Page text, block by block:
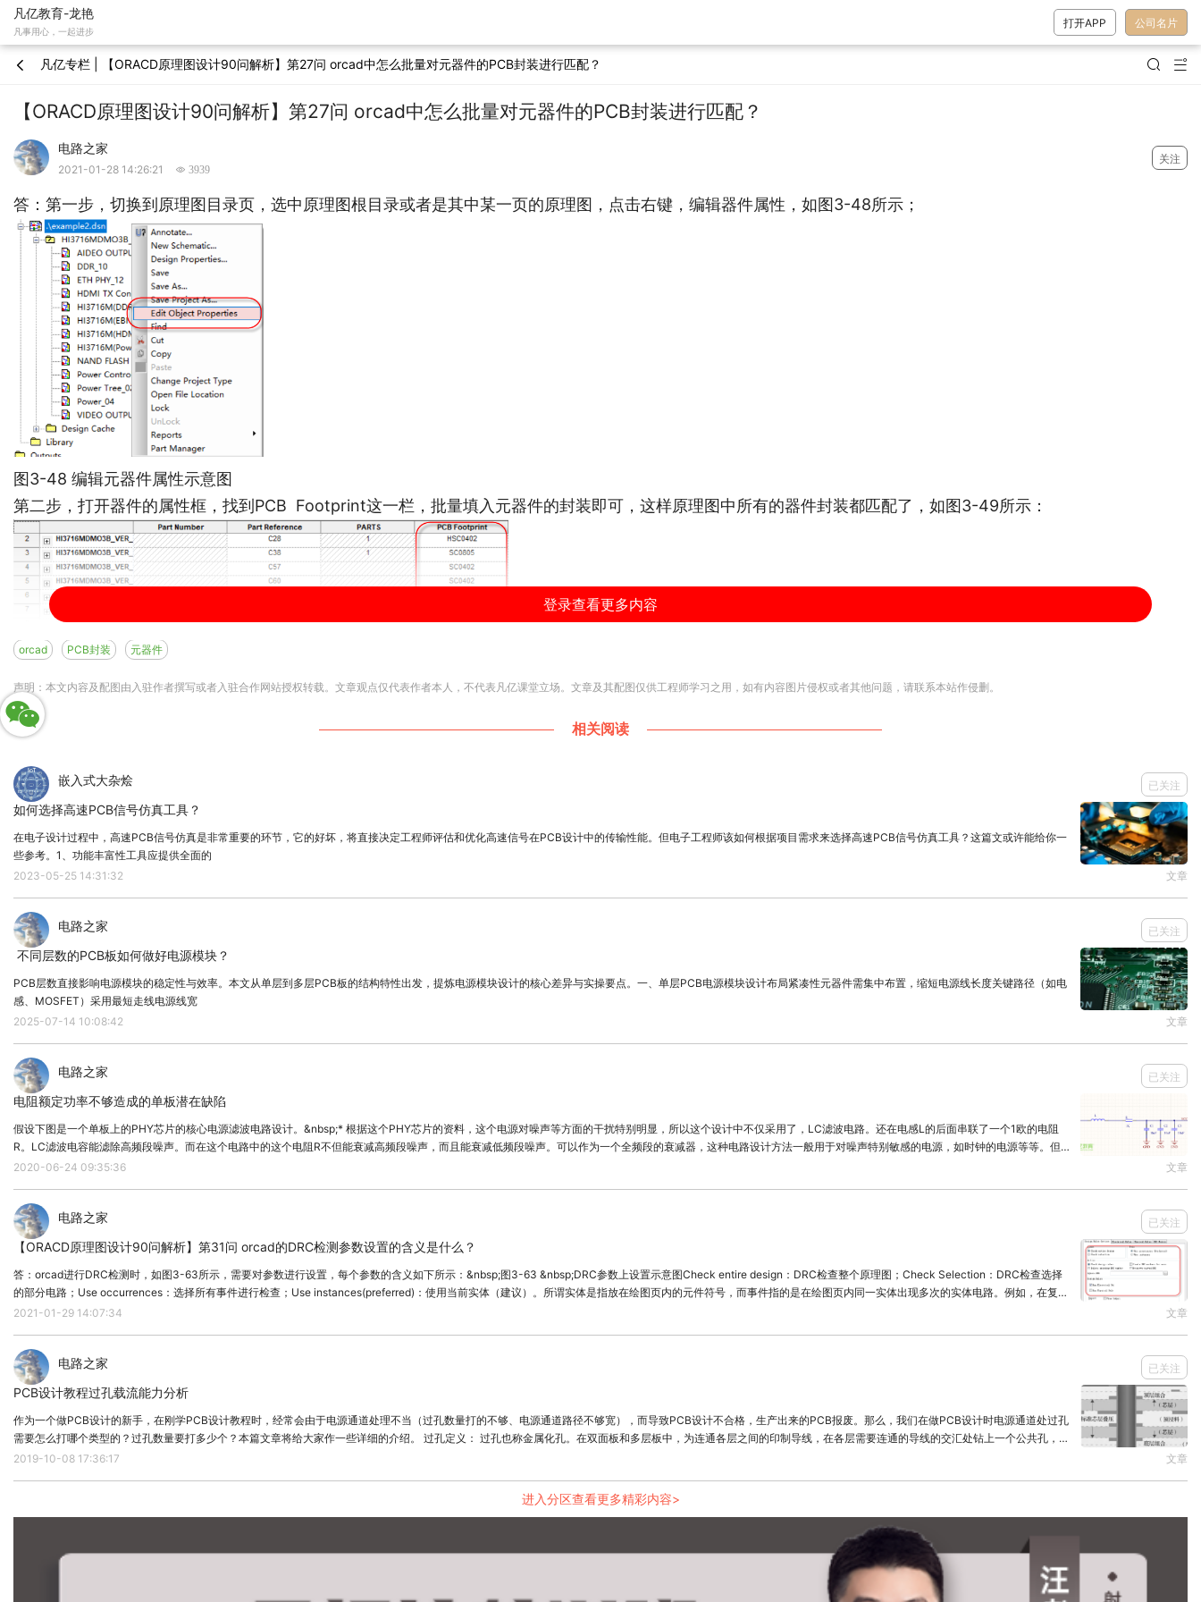
凡亿教育-龙艳
凡事用心，一起进步
打开APP 公司名片
 凡亿专栏 | 【ORACD原理图设计90问解析】第27问 orcad中怎么批量对元器件的PCB封装进行匹配？  
【ORACD原理图设计90问解析】第27问 orcad中怎么批量对元器件的PCB封装进行匹配？
电路之家
2021-01-28 14:26:21  3939
关注
答：第一步，切换到原理图目录页，选中原理图根目录或者是其中某一页的原理图，点击右键，编辑器件属性，如图3-48所示；
图3-48 编辑元器件属性示意图
第二步，打开器件的属性框，找到PCB Footprint这一栏，批量填入元器件的封装即可，这样原理图中所有的器件封装都匹配了，如图3-49所示：
图3-49 编辑元器件属性示意图
第三步，对于所有的封装，我们可以在原理图绘制页面进行显示，操作如下：任意打开一页原理图页面，框选所有的元器件，点击右键 ，选择编辑属性Edit-
Properties，如图3-50所示，选择PCB Footprint这一栏，点击右键，选择Display选项，在弹出的界面中选择Value Only，如图3-51所示，即可将封装名称显示在原
图3-50 编辑整页元器件属性示意图
图3-51 显示原理图封装示意图
登录查看更多内容
orcad PCB封装 元器件
声明：本文内容及配图由入驻作者撰写或者入驻合作网站授权转载。文章观点仅代表作者本人，不代表凡亿课堂立场。文章及其配图仅供工程师学习之用，如有内容图片侵权或者其他问题，请联系本站作侵删。
相关阅读
嵌入式大杂烩 已关注
如何选择高速PCB信号仿真工具？
在电子设计过程中，高速PCB信号仿真是非常重要的环节，它的好坏，将直接决定工程师评估和优化高速信号在PCB设计中的传输性能。但电子工程师该如何根据项目需求来选择高速PCB信号仿真工具？这篇文或许能给你一
些参考。1、功能丰富性工具应提供全面的
2023-05-25 14:31:32
文章
电路之家 已关注
​ 不同层数的PCB板如何做好电源模块？
PCB层数直接影响电源模块的稳定性与效率。本文从单层到多层PCB板的结构特性出发，提炼电源模块设计的核心差异与实操要点。一、单层PCB电源模块设计布局紧凑性元器件需集中布置，缩短电源线长度关键路径（如电
感、MOSFET）采用最短走线电源线宽
2025-07-14 10:08:42
文章
电路之家 已关注
电阻额定功率不够造成的单板潜在缺陷
假设下图是一个单板上的PHY芯片的核心电源滤波电路设计。&nbsp;* 根据这个PHY芯片的资料，这个电源对噪声等方面的干扰特别明显，所以这个设计中不仅采用了，LC滤波电路。还在电感L的后面串联了一个1欧的电阻
R。LC滤波电容能滤除高频段噪声。而在这个电路中的这个电阻R不但能衰减高频段噪声，而且能衰减低频段噪声。可以作为一个全频段的衰减器，这种电路设计方法一般用于对噪声特别敏感的电源，如时钟的电源等等。但是
单板的长时间运行发现，电阻R经常爆裂。&nbsp;* 电路设计中选用的电阻R，尺寸是040
2020-06-24 09:35:36 文章
电路之家 已关注
【ORACD原理图设计90问解析】第31问 orcad的DRC检测参数设置的含义是什么？
答：orcad进行DRC检测时，如图3-63所示，需要对参数进行设置，每个参数的含义如下所示：&nbsp;图3-63 &nbsp;DRC参数上设置示意图Check entire design：DRC检查整个原理图；Check Selection：DRC检查选择
的部分电路；Use occurrences：选择所有事件进行检查；Use instances(preferred)：使用当前实体（建议）。所谓实体是指放在绘图页内的元件符号，而事件指的是在绘图页内同一实体出现多次的实体电路。例如，在复杂
层次
2021-01-29 14:07:34 文章
电路之家 已关注
PCB设计教程过孔载流能力分析
作为一个做PCB设计的新手，在刚学PCB设计教程时，经常会由于电源通道处理不当（过孔数量打的不够、电源通道路径不够宽），而导致PCB设计不合格，生产出来的PCB报废。那么，我们在做PCB设计时电源通道处过孔
需要怎么打哪个类型的？过孔数量要打多少个？本篇文章将给大家作一些详细的介绍。 过孔定义： 过孔也称金属化孔。在双面板和多层板中，为连通各层之间的印制导线，在各层需要连通的导线的交汇处钻上一个公共孔，即
2019-10-08 17:36:17 文章
进入分区查看更多精彩内容>